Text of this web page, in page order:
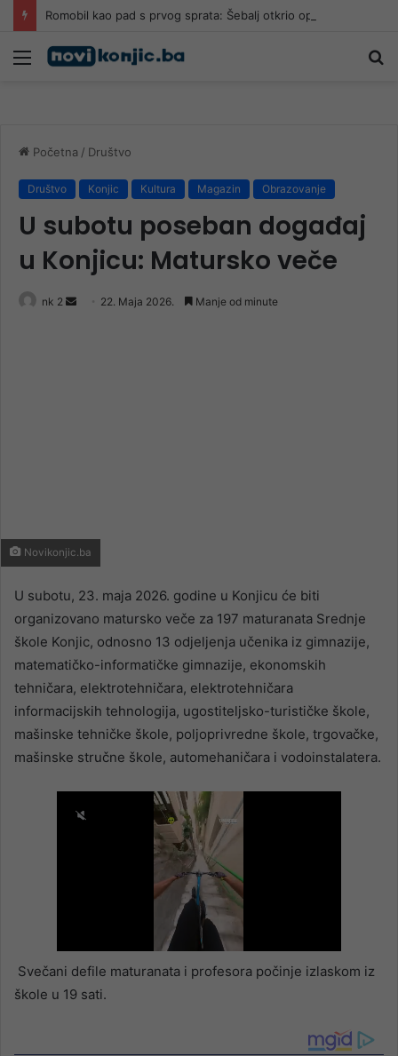
Romobil kao pad s prvog sprata: Šebalj otkrio opasnosti
Meni
Početna / Društvo
Društvo Konjic Kultura Magazin Obrazovanje
U subotu poseban događaj
u Konjicu: Matursko veče
nk 2
Send 22. Maja 2026. Manje od minute
Novikonjic.ba
U subotu, 23. maja 2026. godine u Konjicu će biti
organizovano matursko veče za 197 maturanata Srednje
škole Konjic, odnosno 13 odjeljenja učenika iz gimnazije,
matematičko-informatičke gimnazije, ekonomskih
tehničara, elektrotehničara, elektrotehničara
informacijskih tehnologija, ugostiteljsko-turističke škole,
mašinske tehničke škole, poljoprivredne škole, trgovačke,
mašinske stručne škole, automehaničara i vodoinstalatera.
Svečani defile maturanata i profesora počinje izlaskom iz
škole u 19 sati.